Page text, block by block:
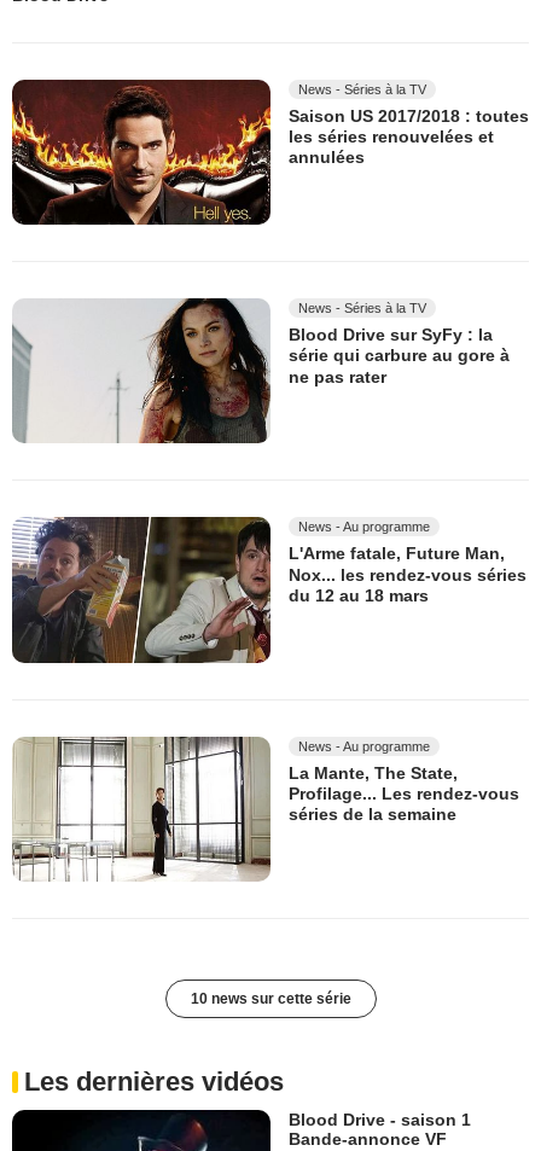
News - Séries à la TV
Saison US 2017/2018 : toutes
les séries renouvelées et
annulées
News - Séries à la TV
Blood Drive sur SyFy : la
série qui carbure au gore à
ne pas rater
News - Au programme
L'Arme fatale, Future Man,
Nox... les rendez-vous séries
du 12 au 18 mars
News - Au programme
La Mante, The State,
Profilage... Les rendez-vous
séries de la semaine
10 news sur cette série
Les dernières vidéos
Blood Drive - saison 1
Bande-annonce VF